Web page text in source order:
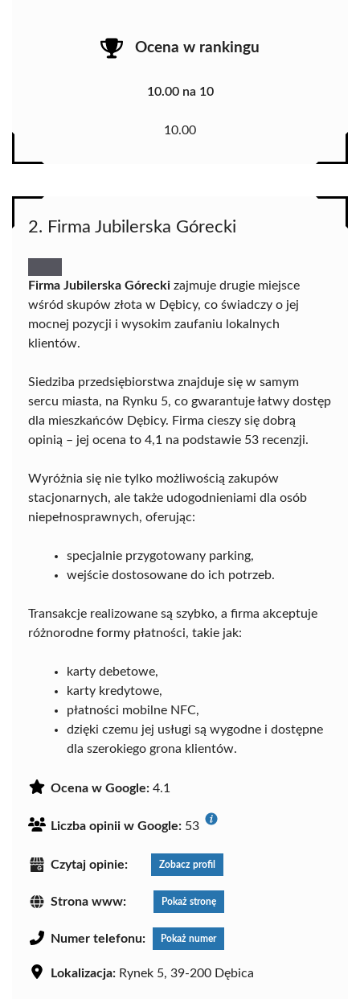
Ocena w rankingu
10.00 na 10
10.00
2. Firma Jubilerska Górecki
Firma Jubilerska Górecki zajmuje drugie miejsce
wśród skupów złota w Dębicy, co świadczy o jej
mocnej pozycji i wysokim zaufaniu lokalnych
klientów.
Siedziba przedsiębiorstwa znajduje się w samym
sercu miasta, na Rynku 5, co gwarantuje łatwy dostęp
dla mieszkańców Dębicy. Firma cieszy się dobrą
opinią – jej ocena to 4,1 na podstawie 53 recenzji.
Wyróżnia się nie tylko możliwością zakupów
stacjonarnych, ale także udogodnieniami dla osób
niepełnosprawnych, oferując:
specjalnie przygotowany parking,
wejście dostosowane do ich potrzeb.
Transakcje realizowane są szybko, a firma akceptuje
różnorodne formy płatności, takie jak:
karty debetowe,
karty kredytowe,
płatności mobilne NFC,
dzięki czemu jej usługi są wygodne i dostępne
dla szerokiego grona klientów.
Ocena w Google: 4.1
Liczba opinii w Google: 53
Czytaj opinie: Zobacz profil
Strona www: Pokaż stronę
Numer telefonu: Pokaż numer
Lokalizacja: Rynek 5, 39-200 Dębica